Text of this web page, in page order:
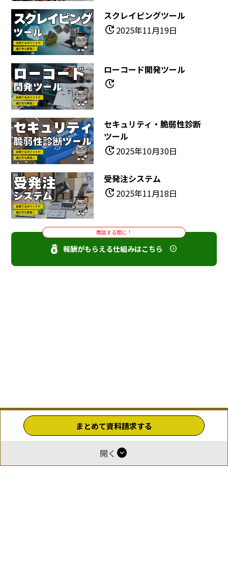
スクレイピングツール
update2025年11月19日
ローコード開発ツール
update
セキュリティ・脆弱性診断
ツール
update2025年10月30日
受発注システム
update2025年11月18日
商談する度に！
報酬がもらえる仕組みはこちら
まとめて資料請求する
開く expand_circle_down
報酬付与について